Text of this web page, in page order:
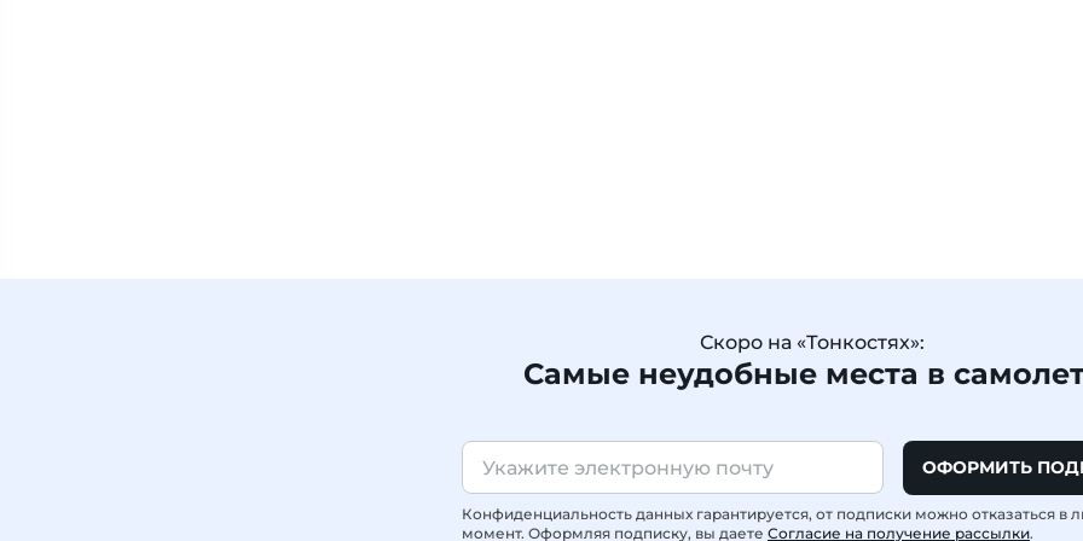
Скоро на «Тонкостях»:
Самые неудобные места в
ОФОРМИТЬ
Конфиденциальность данных гарантируется, от подписки можно отказаться в
момент. Оформляя подписку, вы даете Согласие на получение рассылки.